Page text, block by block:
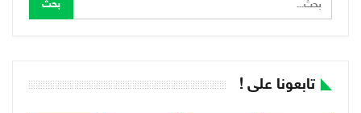
تابعونا على !